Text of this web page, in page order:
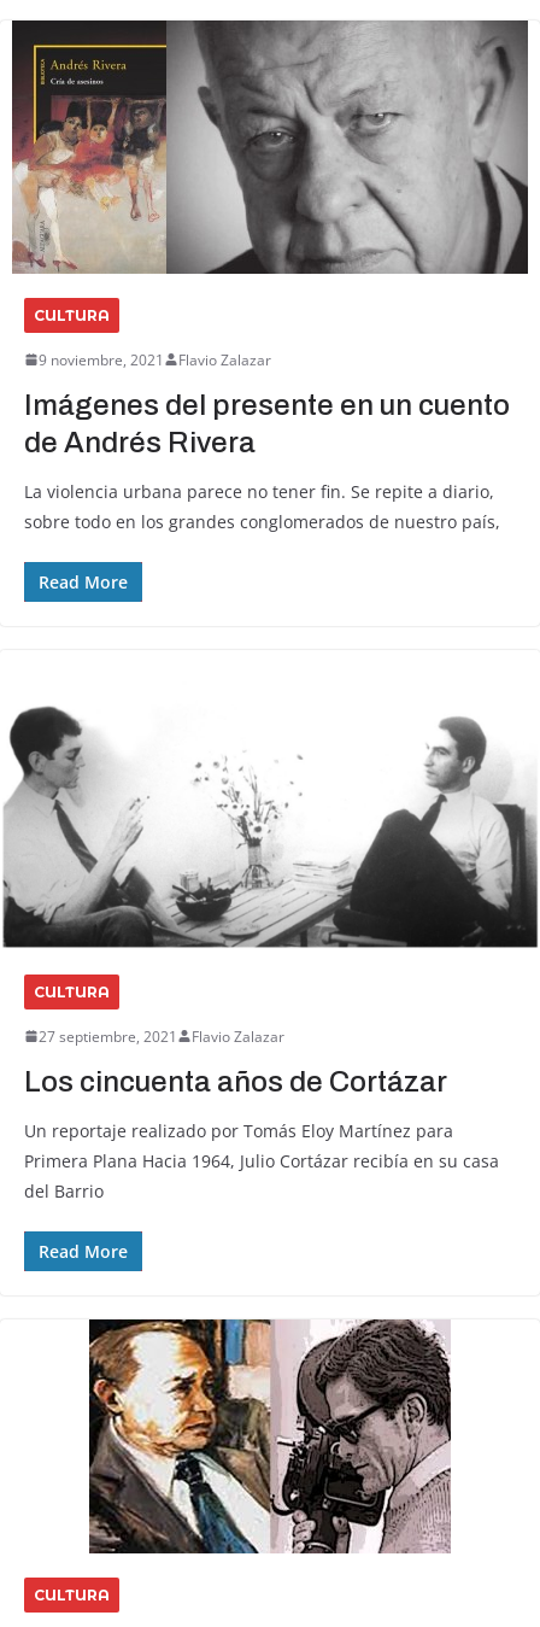
CULTURA
9 noviembre, 2021 Flavio Zalazar
Imágenes del presente en un cuento
de Andrés Rivera
La violencia urbana parece no tener fin. Se repite a diario,
sobre todo en los grandes conglomerados de nuestro país,
Read More
CULTURA
27 septiembre, 2021 Flavio Zalazar
Los cincuenta años de Cortázar
Un reportaje realizado por Tomás Eloy Martínez para
Primera Plana Hacia 1964, Julio Cortázar recibía en su casa
del Barrio
Read More
CULTURA